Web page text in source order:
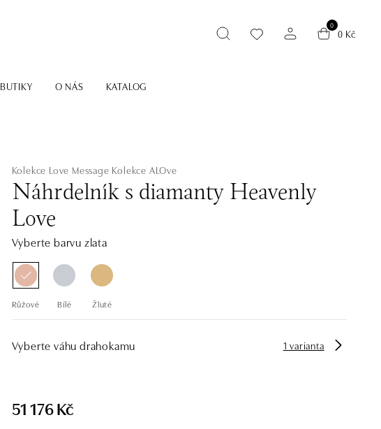
0
0 Kč
BUTIKY O NÁS KATALOG
Kolekce Love Message Kolekce ALOve
Náhrdelník s diamanty Heavenly
Love
Vyberte barvu zlata
Růžové Bílé Žluté
Vyberte váhu drahokamu 1 varianta
51 176 Kč